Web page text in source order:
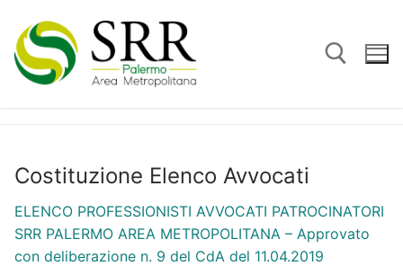
contenuto
Costituzione Elenco Avvocati
ELENCO PROFESSIONISTI AVVOCATI PATROCINATORI
SRR PALERMO AREA METROPOLITANA – Approvato
con deliberazione n. 9 del CdA del 11.04.2019